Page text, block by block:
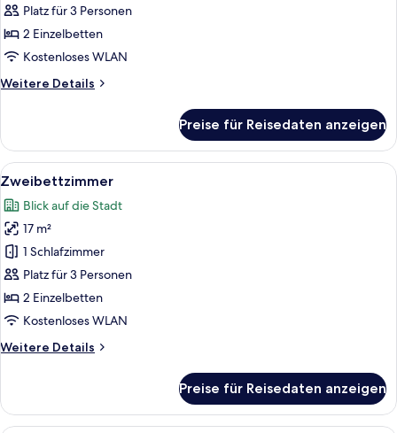
Platz für 3 Personen
2 Einzelbetten
Kostenloses WLAN
Weitere Details
Weitere
Preise für Reisedaten anzeigen
Alle
Fotos
für
Zweibettzimmer
anzeigen
Ein modernes Badezimmer mit
6
Zweibettzimmer
Blick auf die Stadt
17 m²
1 Schlafzimmer
Platz für 3 Personen
2 Einzelbetten
Kostenloses WLAN
Weitere Details
Weitere
Preise für Reisedaten anzeigen